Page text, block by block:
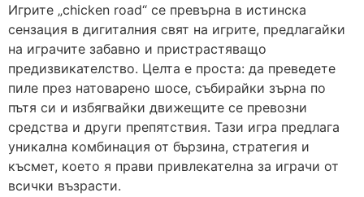
Игрите „chicken road“ се превърна в истинска
сензация в дигиталния свят на игрите, предлагайки
на играчите забавно и пристрастяващо
предизвикателство. Целта е проста: да преведете
пиле през натоварено шосе, събирайки зърна по
пътя си и избягвайки движещите се превозни
средства и други препятствия. Тази игра предлага
уникална комбинация от бързина, стратегия и
късмет, което я прави привлекателна за играчи от
всички възрасти.